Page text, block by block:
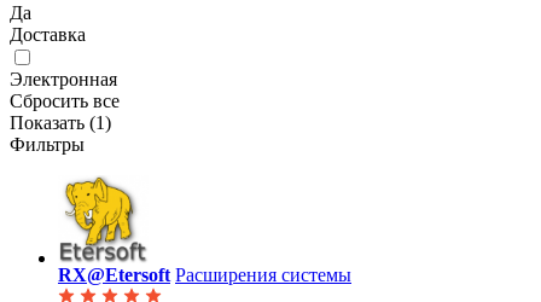
Да
Доставка
Электронная
Сбросить все
Показать (1)
Фильтры
RX@Etersoft Расширения системы